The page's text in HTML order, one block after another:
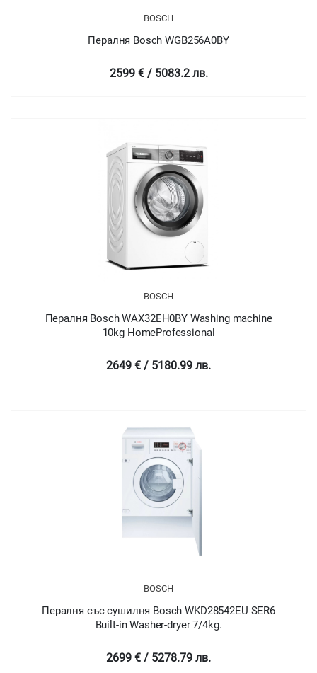
BOSCH
Пералня Bosch WGB256A0BY
2599 € / 5083.2 лв.
BOSCH
Пералня Bosch WAX32EH0BY Washing machine
10kg HomeProfessional
2649 € / 5180.99 лв.
BOSCH
Пералня със сушилня Bosch WKD28542EU SER6
Built-in Washer-dryer 7/4kg.
2699 € / 5278.79 лв.